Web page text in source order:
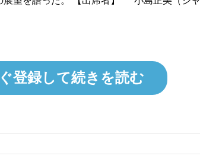
登録して続きを読む